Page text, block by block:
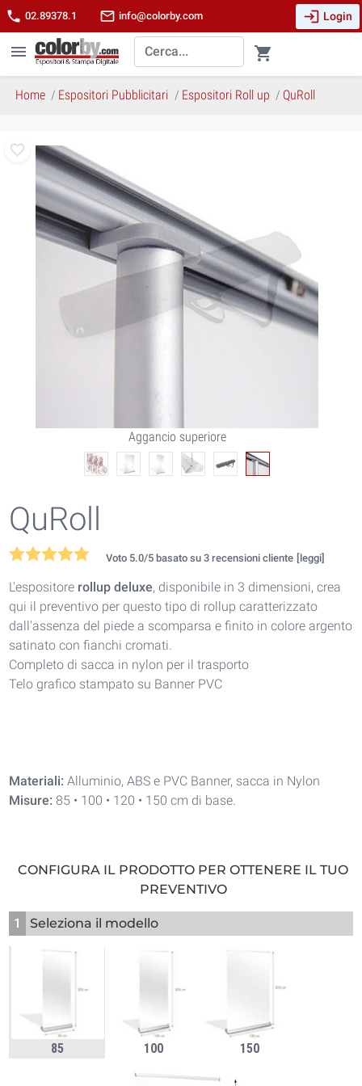
phone 02.89378.1 mail_outline info@colorby.com login Login
menu shopping_cart
Home Espositori Pubblicitari Espositori Roll up QuRoll
Aggancio superiore
QuRoll
Voto 5.0/5 basato su 3 recensioni cliente [leggi]
L'espositore rollup deluxe, disponibile in 3 dimensioni, crea
qui il preventivo per questo tipo di rollup caratterizzato
dall'assenza del piede a scomparsa e finito in colore argento
satinato con fianchi cromati.
Completo di sacca in nylon per il trasporto
Telo grafico stampato su Banner PVC
Materiali: Alluminio, ABS e PVC Banner, sacca in Nylon
Misure: 85 • 100 • 120 • 150 cm di base.
CONFIGURA IL PRODOTTO PER OTTENERE IL TUO
PREVENTIVO
1 Seleziona il modello
85 100 150